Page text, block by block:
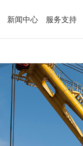
新闻中心 服务支持